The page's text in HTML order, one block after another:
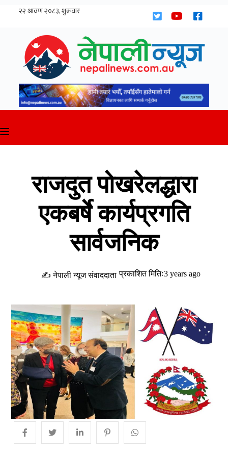
राजदुत पोखरेलद्धारा
एकबर्षे कार्यप्रगति
सार्वजनिक
✍ नेपाली न्यूज संवाददाता प्रकाशित मितिः3 years ago